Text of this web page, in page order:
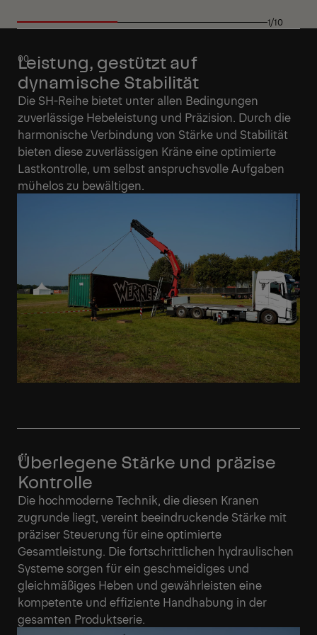
1/10
Leistung, gestützt auf
dynamische Stabilität
Die SH-Reihe bietet unter allen Bedingungen
zuverlässige Hebeleistung und Präzision. Durch die
harmonische Verbindung von Stärke und Stabilität
bieten diese zuverlässigen Kräne eine optimierte
Lastkontrolle, um selbst anspruchsvolle Aufgaben
mühelos zu bewältigen.
Überlegene Stärke und präzise
Kontrolle
Die hochmoderne Technik, die diesen Kranen
zugrunde liegt, vereint beeindruckende Stärke mit
präziser Steuerung für eine optimierte
Gesamtleistung. Die fortschrittlichen hydraulischen
Systeme sorgen für ein geschmeidiges und
gleichmäßiges Heben und gewährleisten eine
kompetente und effiziente Handhabung in der
gesamten Produktserie.